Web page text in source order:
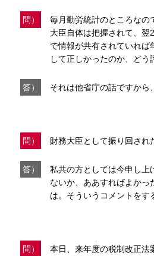
問）
毎月勤労統計のところなの
大臣自体は把握されて、
で情報が共有されていれば
して正しかったのか、どう
答） それは他省庁の話ですから
問） 財務大臣として振り回され
答）
私共の方としては今申し上
ないか、ああすればよか
は。そういうコメントをす
問）
本日、来年度の税制改正法